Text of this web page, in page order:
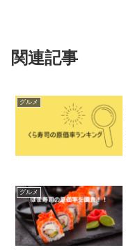
関連記事
グルメ
グルメ